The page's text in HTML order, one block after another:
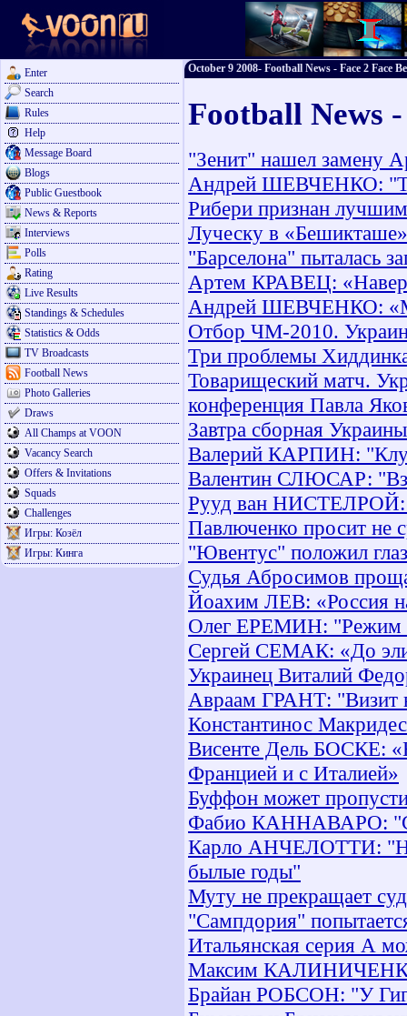
Enter
Search
Rules
Help
Message Board
Blogs
Public Guestbook
News & Reports
Interviews
Polls
Rating
Live Results
Standings & Schedules
Statistics & Odds
TV Broadcasts
Football News
Photo Galleries
Draws
All Champs at VOON
Vacancy Search
Offers & Invitations
Squads
Challenges
Игры: Козёл
Игры: Кинга
October 9 2008- Football News - Face 2 Face
Football News
"Зенит" нашел замену
Андрей ШЕВЧЕНКО:
Рибери признан
Луческу в
"Барселона" пыталась
Артем КРАВЕЦ:
Андрей ШЕВЧЕНКО:
Отбор ЧМ-2010.
Три проблемы
Товарищеский матч.
конференция Павла
Завтра сборная
Валерий КАРПИН:
Валентин СЛЮСАР:
Рууд ван НИСТЕЛРОЙ:
Павлюченко просит не
"Ювентус" положил
Судья Абросимов
Йоахим ЛЕВ: «Россия
Олег ЕРЕМИН: "Режим
Сергей СЕМАК: «До
Украинец Виталий
Авраам ГРАНТ: "Визит
Константинос
Висенте Дель БОСКЕ:
Францией и с Италией»
Буффон может
Фабио КАННАВАРО:
Карло АНЧЕЛОТТИ:
былые годы"
Муту не прекращает
"Сампдория"
Итальянская серия А
Максим
Брайан РОБСОН: "У